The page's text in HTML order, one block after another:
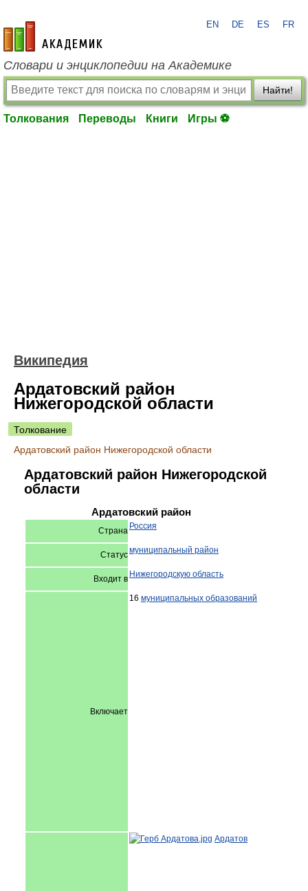
academic.ru
EN DE ES FR
Словари и энциклопедии на Академике
Найти!
Толкования Переводы Книги Игры ⚽
Википедия
Ардатовский район
Нижегородской области
Толкование
Ардатовский район Нижегородской области
Ардатовский район Нижегородской
области
Ардатовский район
Страна Россия
Статусмуниципальный район
Входит в Нижегородскую область
Включает
16 муниципальных образований
Ардатов